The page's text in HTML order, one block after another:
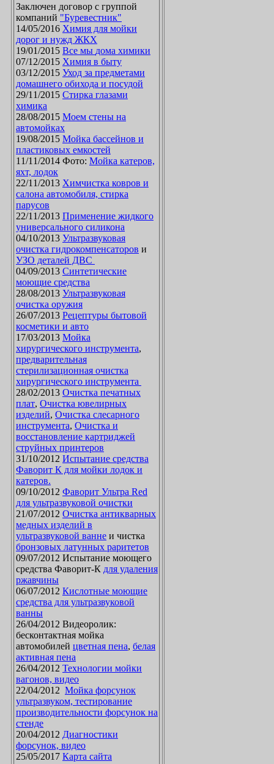
Заключен договор с группой
компаний "Буревестник"
14/05/2016 Химия для мойки
дорог и нужд ЖКХ
19/01/2015
Все мы дома химики
07/12/2015 Химия в быту
03/12/2015 Уход за предметами
домашнего обихода и посудой
29/11/2015 Стирка глазами
химика
28/08/2015 Моем стены на
автомойках
19/08/2015 Мойка бассейнов и
пластиковых емкостей
11/11/2014 Фото: Мойка катеров,
яхт, лодок
22/11/2013 Химчистка ковров и
салона автомобиля, стирка
парусов
22/11/2013 Применение жидкого
универсального силикона
04/10/2013 Ультразвуковая
очистка гидрокомпенсаторов и
УЗО деталей ДВС
04/09/2013 Синтетические
моющие средства
28/08/2013 Ультразвуковая
очистка оружия
26/07/2013 Рецептуры бытовой
косметики и авто
17/03/2013 Мойка
хирургического инструмента,
предварительная
стерилизационная очистка
хирургического инструмента
28/02/2013 Очистка печатных
плат, Очистка ювелирных
изделий, Очистка слесарного
инструмента, Очистка и
восстановление картриджей
струйных принтеров
31/10/2012 Испытание средства
Фаворит К для мойки лодок и
катеров.
09/10/2012 Фаворит Ультра Red
для ультразвуковой очистки
21/07/2012 Очистка антикварных
медных изделий в
ультразвуковой ванне и чистка
бронзовых латунных раритетов
09/07/2012 Испытание моющего
средства Фаворит-К для удаления
ржавчины
06/07/2012 Кислотные моющие
средства для ультразвуковой
ванны
26/04/2012 Видеоролик:
бесконтактная мойка
автомобилей цветная пена, белая
активная пена
26/04/2012 Технологии мойки
вагонов, видео
22/04/2012 Мойка форсунок
ультразвуком, тестирование
производительности форсунок на
стенде
20/04/2012 Диагностики
форсунок, видео
25/05/2017 Карта сайта